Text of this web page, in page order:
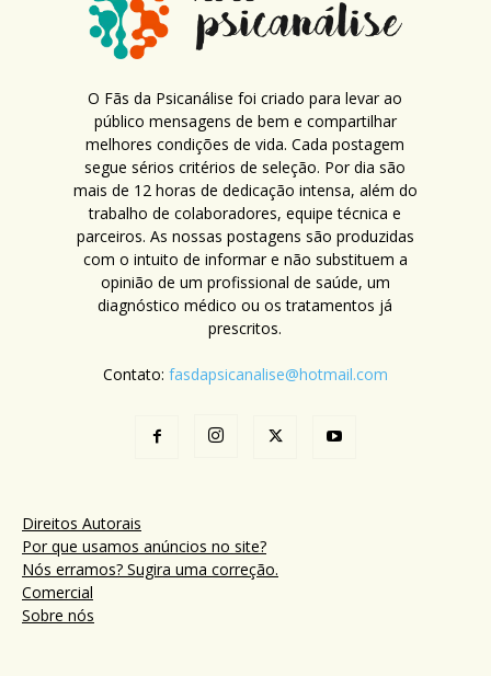
O Fãs da Psicanálise foi criado para levar ao
público mensagens de bem e compartilhar
melhores condições de vida. Cada postagem
segue sérios critérios de seleção. Por dia são
mais de 12 horas de dedicação intensa, além do
trabalho de colaboradores, equipe técnica e
parceiros. As nossas postagens são produzidas
com o intuito de informar e não substituem a
opinião de um profissional de saúde, um
diagnóstico médico ou os tratamentos já
prescritos.
Contato: fasdapsicanalise@hotmail.com
Direitos Autorais
Por que usamos anúncios no site?
Nós erramos? Sugira uma correção.
Comercial
Sobre nós